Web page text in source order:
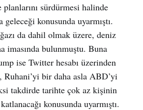
sürdürmesi halinde
geleceği konusunda uyarmıştı.
da dahil olmak üzere, deniz
imasında bulunmuştu. Buna
ise Twitter hesabı üzerinden
Ruhani’yi bir daha asla ABD’yi
takdirde tarihte çok az kişinin
konusunda uyarmıştı.